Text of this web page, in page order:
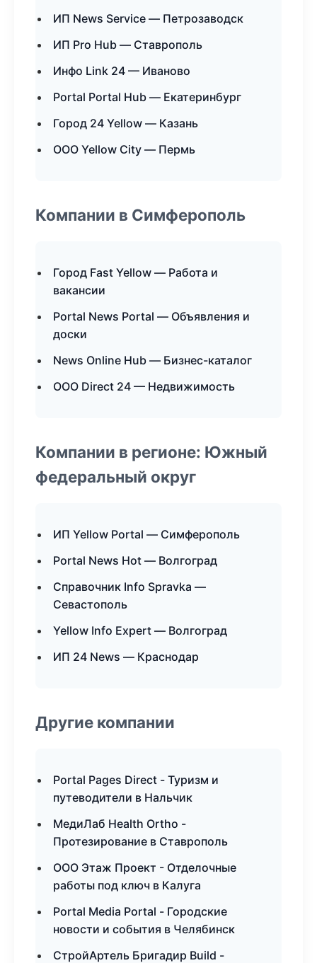
ИП News Service — Петрозаводск
ИП Pro Hub — Ставрополь
Инфо Link 24 — Иваново
Portal Portal Hub — Екатеринбург
Город 24 Yellow — Казань
ООО Yellow City — Пермь
Компании в Симферополь
Город Fast Yellow — Работа и
вакансии
Portal News Portal — Объявления и
доски
News Online Hub — Бизнес-каталог
ООО Direct 24 — Недвижимость
Компании в регионе: Южный
федеральный округ
ИП Yellow Portal — Симферополь
Portal News Hot — Волгоград
Справочник Info Spravka —
Севастополь
Yellow Info Expert — Волгоград
ИП 24 News — Краснодар
Другие компании
Portal Pages Direct - Туризм и
путеводители в Нальчик
МедиЛаб Health Ortho -
Протезирование в Ставрополь
ООО Этаж Проект - Отделочные
работы под ключ в Калуга
Portal Media Portal - Городские
новости и события в Челябинск
СтройАртель Бригадир Build -